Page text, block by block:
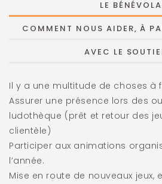
LE
COMMENT NOUS AIDER, À
AVEC LE
Il y a une multitude de choses à
Assurer une présence lors des
ludothèque (prêt et retour des
clientèle)
Participer aux animations
l’année.
Mise en route de nouveaux jeux,